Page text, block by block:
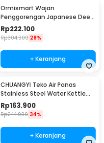
Ormismart Wajan
Penggorengan Japanese Deep
Frying Pot Thermometer
24.8cm - KC0405
Rp222.100
Rp304.900 28%
+ Keranjang
CHUANGYI Teko Air Panas
Stainless Steel Water Kettle
7.5L - L031
Rp163.900
Rp244.900 34%
+ Keranjang